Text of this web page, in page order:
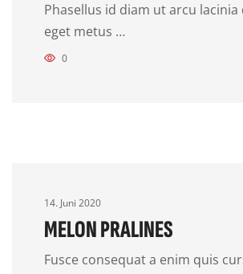
Phasellus id diam ut arcu lacinia
eget metus …
0
14. Juni 2020
MELON PRALINES
Fusce consequat a enim quis